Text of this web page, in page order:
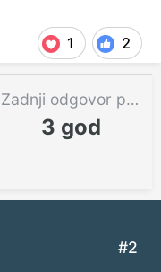
1 2
Zadnji odgovor pre
3 god
#2